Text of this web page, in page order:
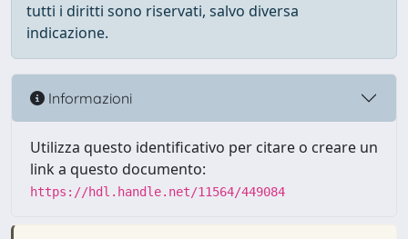
tutti i diritti sono riservati, salvo diversa
indicazione.
Informazioni
Utilizza questo identificativo per citare o creare un
link a questo documento:
https://hdl.handle.net/11564/449084